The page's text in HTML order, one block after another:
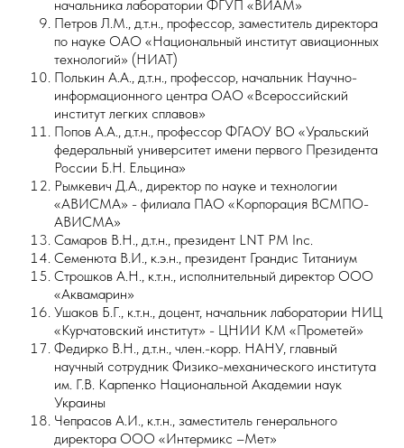
начальника лаборатории ФГУП «ВИАМ»
Петров Л.М., д.т.н., профессор, заместитель директора
по науке ОАО «Национальный институт авиационных
технологий» (НИАТ)
Полькин А.А., д.т.н., профессор, начальник Научно-
информационного центра ОАО «Всероссийский
институт легких сплавов»
Попов А.А., д.т.н., профессор ФГАОУ ВО «Уральский
федеральный университет имени первого Президента
России Б.Н. Ельцина»
Рымкевич Д.А., директор по науке и технологии
«АВИСМА» - филиала ПАО «Корпорация ВСМПО-
АВИСМА»
Самаров В.Н., д.т.н., президент LNT PM Inc.
Семенюта В.И., к.э.н., президент Грандис Титаниум
Строшков А.Н., к.т.н., исполнительный директор ООО
«Аквамарин»
Ушаков Б.Г., к.т.н., доцент, начальник лаборатории НИЦ
«Курчатовский институт» - ЦНИИ КМ «Прометей»
Федирко В.Н., д.т.н., член.-корр. НАНУ, главный
научный сотрудник Физико-механического института
им. Г.В. Карпенко Национальной Академии наук
Украины
Чепрасов А.И., к.т.н., заместитель генерального
директора ООО «Интермикс –Мет»